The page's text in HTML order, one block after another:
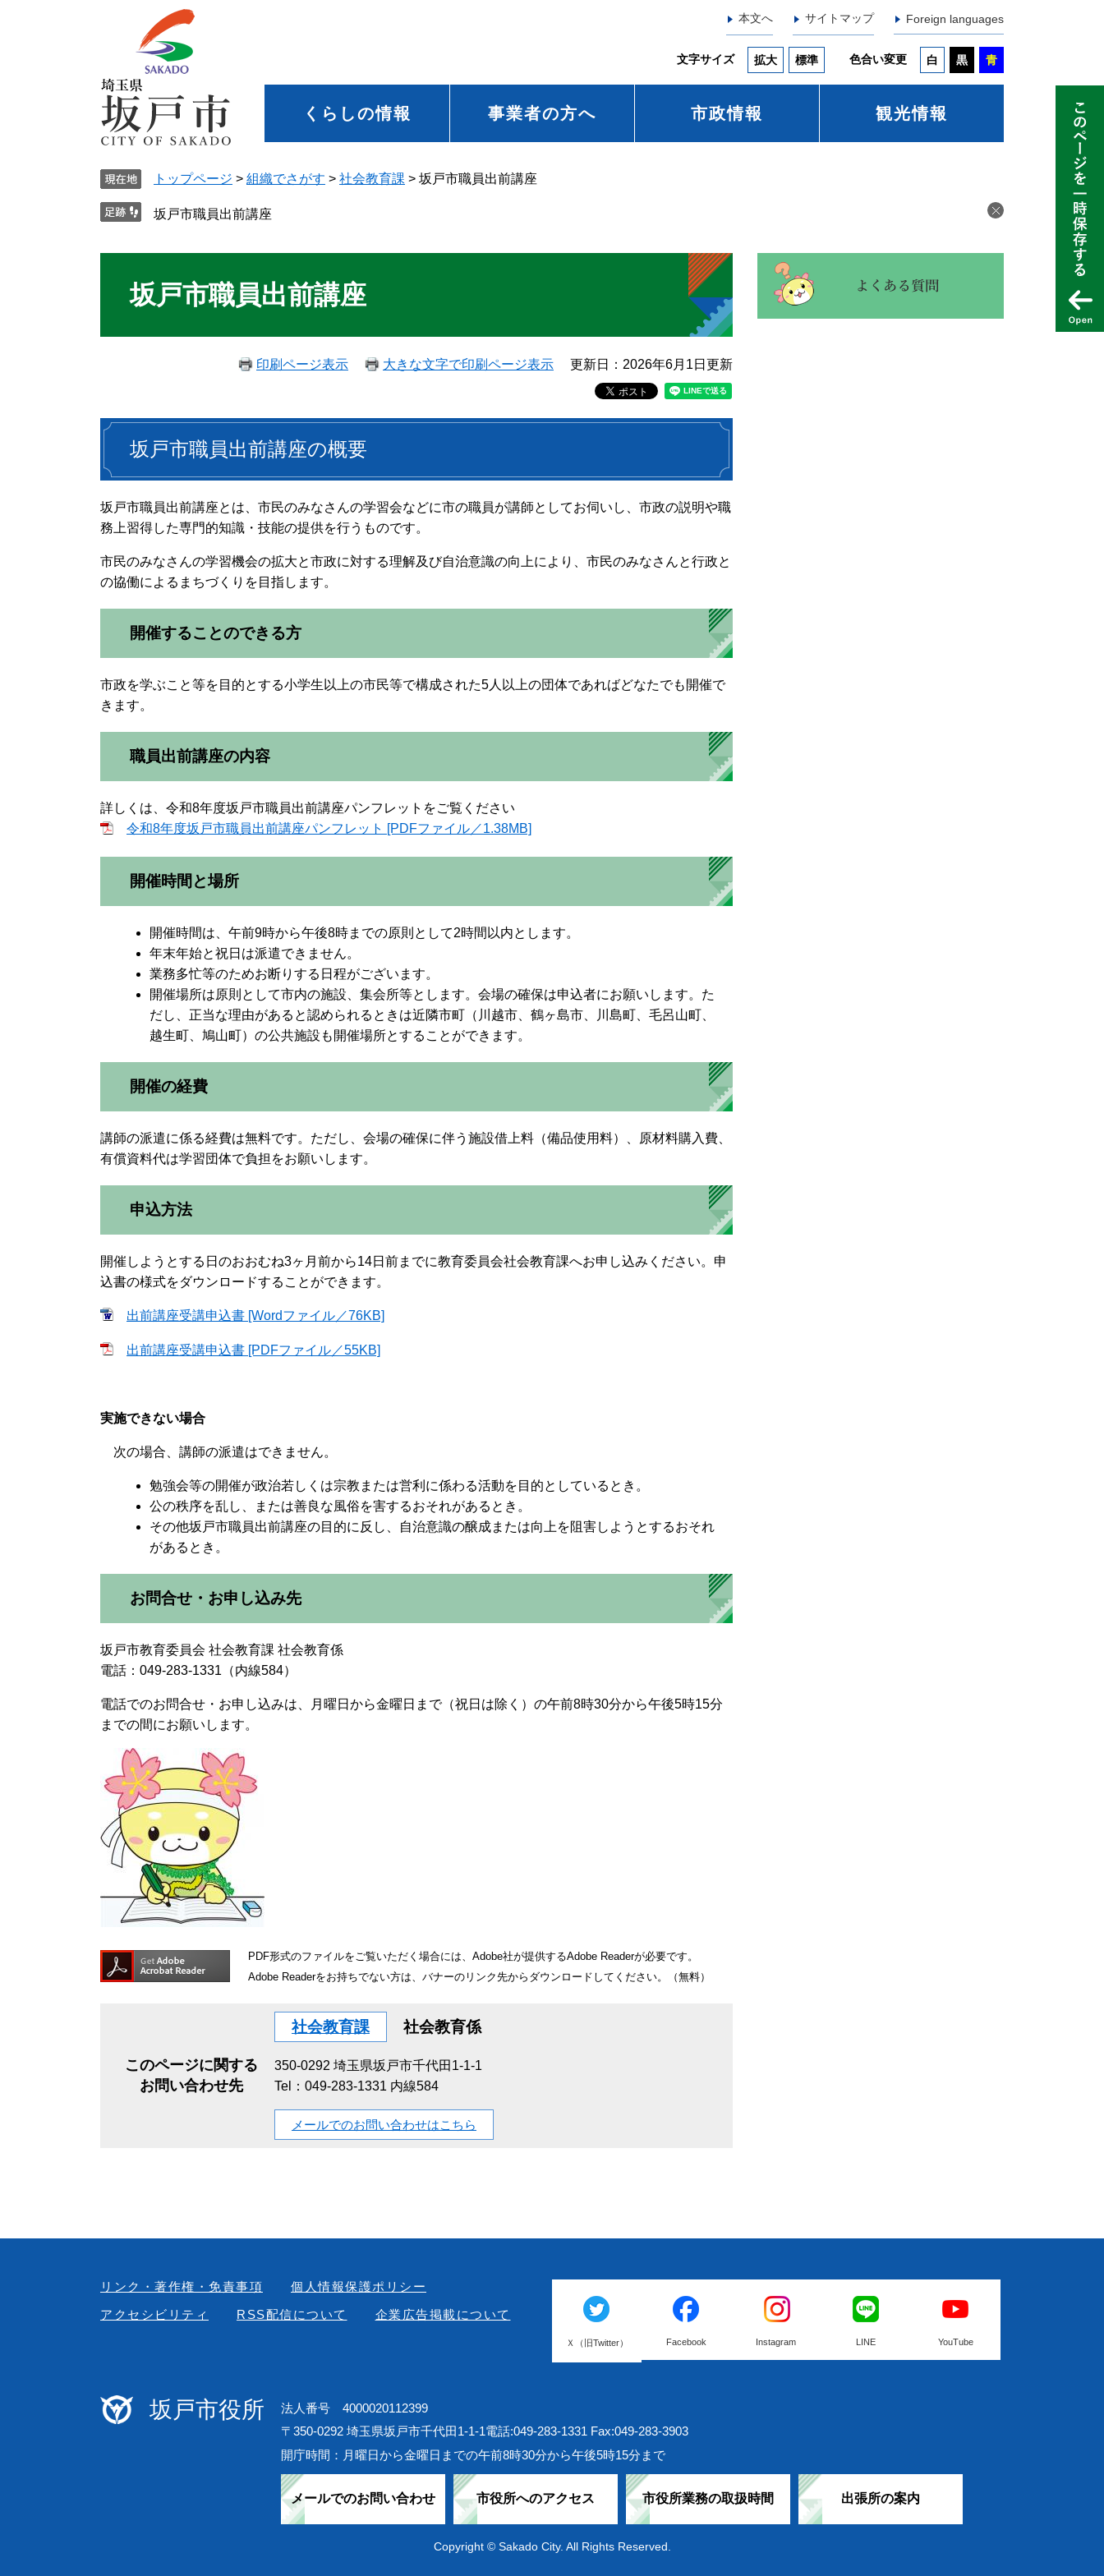
本文へ サイトマップ Foreign languages
文字サイズ 拡大 標準 色合い変更 白 黒 青
くらしの情報 事業者の方へ 市政情報 観光情報
トップページ > 組織でさがす > 社会教育課 > 坂戸市職員出前講座
坂戸市職員出前講座
坂戸市職員出前講座
印刷ページ表示 大きな文字で印刷ページ表示 更新日：2026年6月1日更新
坂戸市職員出前講座の概要
坂戸市職員出前講座とは、市民のみなさんの学習会などに市の職員が講師としてお伺いし、市政の説明や職
務上習得した専門的知識・技能の提供を行うものです。
市民のみなさんの学習機会の拡大と市政に対する理解及び自治意識の向上により、市民のみなさんと行政と
の協働によるまちづくりを目指します。
開催することのできる方
市政を学ぶこと等を目的とする小学生以上の市民等で構成された5人以上の団体であればどなたでも開催で
きます。
職員出前講座の内容
詳しくは、令和8年度坂戸市職員出前講座パンフレットをご覧ください
令和8年度坂戸市職員出前講座パンフレット [PDFファイル／1.38MB]
開催時間と場所
開催時間は、午前9時から午後8時までの原則として2時間以内とします。
年末年始と祝日は派遣できません。
業務多忙等のためお断りする日程がございます。
開催場所は原則として市内の施設、集会所等とします。会場の確保は申込者にお願いします。た
だし、正当な理由があると認められるときは近隣市町（川越市、鶴ヶ島市、川島町、毛呂山町、
越生町、鳩山町）の公共施設も開催場所とすることができます。
開催の経費
講師の派遣に係る経費は無料です。ただし、会場の確保に伴う施設借上料（備品使用料）、原材料購入費、
有償資料代は学習団体で負担をお願いします。
申込方法
開催しようとする日のおおむね3ヶ月前から14日前までに教育委員会社会教育課へお申し込みください。申
込書の様式をダウンロードすることができます。
出前講座受講申込書 [Wordファイル／76KB]
出前講座受講申込書 [PDFファイル／55KB]
実施できない場合
次の場合、講師の派遣はできません。
勉強会等の開催が政治若しくは宗教または営利に係わる活動を目的としているとき。
公の秩序を乱し、または善良な風俗を害するおそれがあるとき。
その他坂戸市職員出前講座の目的に反し、自治意識の醸成または向上を阻害しようとするおそれ
があるとき。
お問合せ・お申し込み先
坂戸市教育委員会 社会教育課 社会教育係
電話：049-283-1331（内線584）
電話でのお問合せ・お申し込みは、月曜日から金曜日まで（祝日は除く）の午前8時30分から午後5時15分
までの間にお願いします。
PDF形式のファイルをご覧いただく場合には、Adobe社が提供するAdobe Readerが必要です。
Adobe Readerをお持ちでない方は、バナーのリンク先からダウンロードしてください。（無料）
このページに関する
お問い合わせ先
社会教育課 社会教育係
350-0292 埼玉県坂戸市千代田1-1-1
Tel：049-283-1331 内線584
メールでのお問い合わせはこちら
リンク・著作権・免責事項
個人情報保護ポリシー
アクセシビリティ
RSS配信について 企業広告掲載について
Ｘ（旧Twitter） Facebook Instagram LINE YouTube
坂戸市役所
法人番号 4000020112399
〒350-0292 埼玉県坂戸市千代田1-1-1電話:049-283-1331 Fax:049-283-3903
開庁時間：月曜日から金曜日までの午前8時30分から午後5時15分まで
メールでのお問い合わせ 市役所へのアクセス 市役所業務の取扱時間 出張所の案内
Copyright © Sakado City. All Rights Reserved.